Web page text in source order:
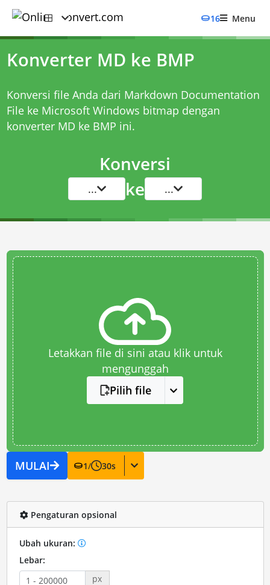
16 Menu
Konverter MD ke BMP
Konversi file Anda dari Markdown Documentation
File ke Microsoft Windows bitmap dengan
konverter MD ke BMP ini.
Konversi
... ke ...
Letakkan file di sini atau klik untuk
mengunggah
Pilih file
MULAI 1/ 30s
Pengaturan opsional
Ubah ukuran:
Lebar:
px